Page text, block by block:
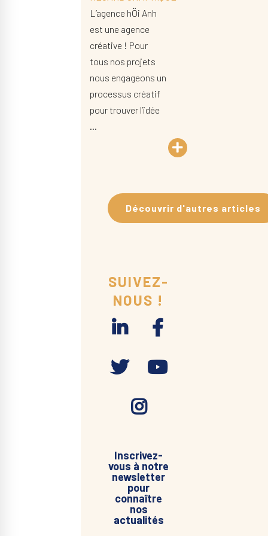
L’agence hÖi Anh
est une agence
créative ! Pour
tous nos projets
nous engageons un
processus créatif
pour trouver l’idée
…
Découvrir d'autres articles
SUIVEZ-
NOUS !
Inscrivez-
vous à notre
newsletter
pour
connaître
nos
actualités